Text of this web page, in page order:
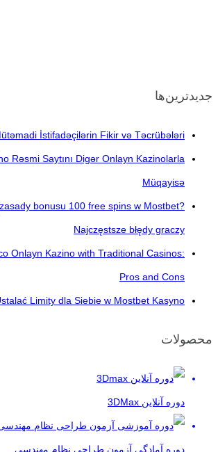
جدیدترین‌ها
İstifadəçilərin Fikir və Təcrübələri
Rəsmi Saytını Digər Onlayn Kazinolarla
Müqayisə
bonusu 100 free spins w Mostbet?
Najczęstsze błędy graczy
Onlayn Kazino with Traditional Casinos:
Pros and Cons
Limity dla Siebie w Mostbet Kasyno
محصولات
دوره آنلاین 3DMax
دوره آمادگی آزمون طراحی نظام مهندسی